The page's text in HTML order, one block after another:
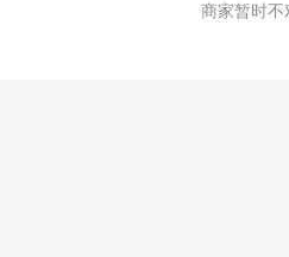
商家暂时不